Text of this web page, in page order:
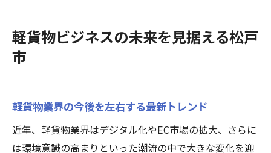
軽貨物ビジネスの未来を見据える松戸
市
軽貨物業界の今後を左右する最新トレンド
近年、軽貨物業界はデジタル化やEC市場の拡大、さらに
は環境意識の高まりといった潮流の中で大きな変化を迎